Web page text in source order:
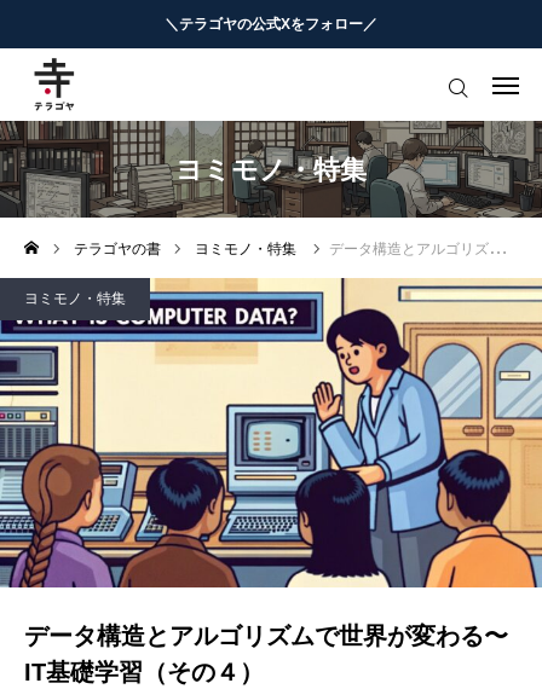
＼テラゴヤの公式Xをフォロー／
ヨミモノ・特集
テラゴヤの書 ヨミモノ・特集 データ構造とアルゴリズムで世界が変わる〜IT基礎学習（その４）
ヨミモノ・特集
データ構造とアルゴリズムで世界が変わる〜
IT基礎学習（その４）
はじめての方へ
教育ニュースまとめ
ヨミモノ・特集
マナビ・学習攻略
お役立ちリンク集
テラゴヤ週報
お知らせ
知能工作研究所
テラゴヤ週報